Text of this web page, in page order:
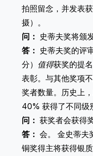
拍照留念，并发表
摄）。
问： 史蒂夫奖将颁
答： 史蒂夫奖的评
分） 值得获奖的提
表彰。与其他奖项
奖者数量。历史上
40% 获得了不同级
问： 获奖者会获得
答： 会。 金史蒂夫
铜奖得主将获得银